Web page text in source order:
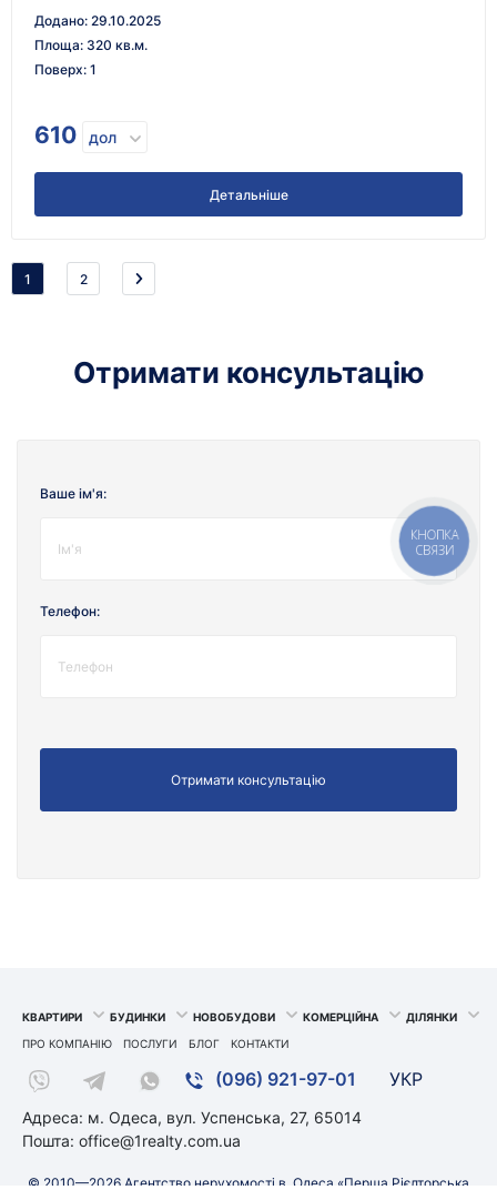
Додано: 29.10.2025
Площа: 320 кв.м.
Поверх: 1
610 дол
Детальніше
1 2
Отримати консультацію
Ваше ім'я:
Телефон:
КВАРТИРИ БУДИНКИ НОВОБУДОВИ КОМЕРЦІЙНА
ДІЛЯНКИ
ПРО КОМПАНІЮ
ПОСЛУГИ БЛОГ КОНТАКТИ
(096) 921-97-01 УКР
Адреса: м. Одеса, вул. Успенська, 27, 65014
Пошта: office@1realty.com.ua
© 2010—2026 Агентство нерухомості в. Одеса «Перша Рієлторська
КНОПКА
СВЯЗИ